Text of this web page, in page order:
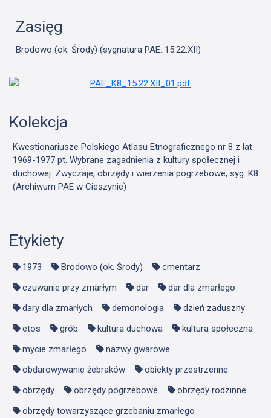
Zasięg
Brodowo (ok. Środy) (sygnatura PAE: 15.22.XII)
Kolekcja
Kwestionariusze Polskiego Atlasu Etnograficznego nr 8 z lat
1969-1977 pt. Wybrane zagadnienia z kultury społecznej i
duchowej. Zwyczaje, obrzędy i wierzenia pogrzebowe, syg. K8
(Archiwum PAE w Cieszynie)
Etykiety
1973 Brodowo (ok. Środy)
cmentarz
czuwanie przy zmarłym
dar
dar dla zmarłego
dary dla zmarłych
demonologia
dzień zaduszny
etos
grób kultura duchowa
kultura społeczna
mycie zmarłego
nazwy gwarowe
obdarowywanie żebraków
obiekty przestrzenne
obrzędy
obrzędy pogrzebowe
obrzędy rodzinne
obrzędy towarzyszące grzebaniu zmarłego